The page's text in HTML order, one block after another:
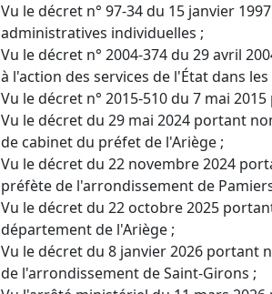
Vu le décret n° 97-34 du 15 janvier
administratives individuelles ;
Vu le décret n° 2004-374 du 29 avril
à l'action des services de l'État dans
Vu le décret n° 2015-510 du 7 mai
Vu le décret du 29 mai 2024 portant
de cabinet du préfet de l'Ariège ;
Vu le décret du 22 novembre 2024
préfète de l'arrondissement de
Vu le décret du 22 octobre 2025
département de l'Ariège ;
Vu le décret du 8 janvier 2026 portant
de l'arrondissement de Saint-Girons ;